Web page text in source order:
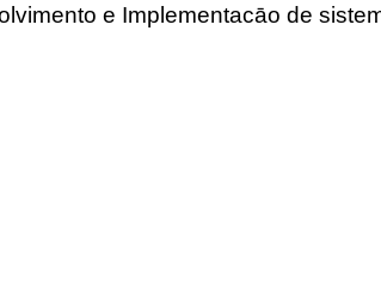
e Implementacāo de